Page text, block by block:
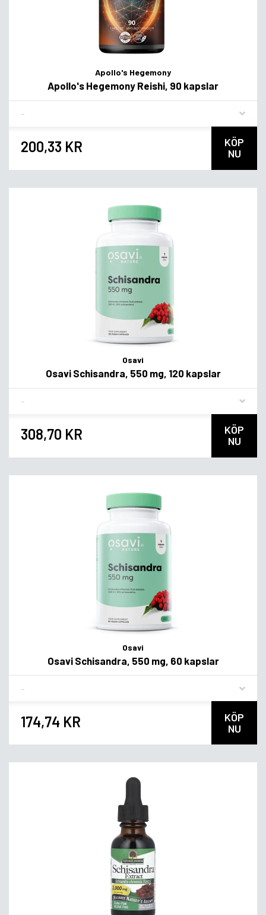
Apollo's Hegemony
Apollo's Hegemony Reishi, 90 kapslar
200,33 KR
KÖP
NU
Osavi
Osavi Schisandra, 550 mg, 120 kapslar
308,70 KR
KÖP
NU
Osavi
Osavi Schisandra, 550 mg, 60 kapslar
174,74 KR
KÖP
NU